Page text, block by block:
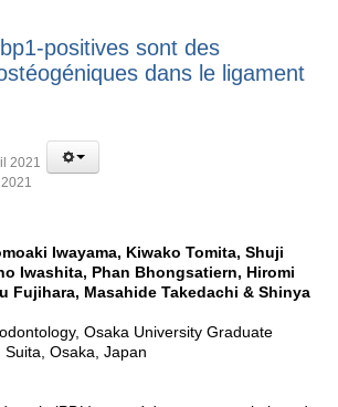
positives sont des
dans le ligament
2021
Iwayama, Kiwako Tomita, Shuji
Iwashita, Phan Bhongsatiern, Hiromi
Fujihara, Masahide Takedachi & Shinya
Osaka University Graduate
Osaka, Japan